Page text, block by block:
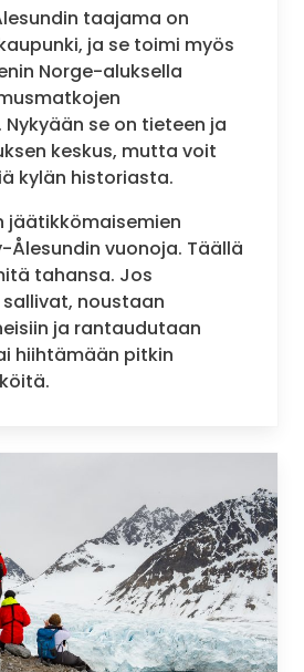
taajama on
ja se toimi myös
Norge-aluksella
se on tieteen ja
keskus, mutta voit
kylän historiasta.
jäätikkömaisemien
Ålesundin vuonoja. Täällä
tahansa. Jos
noustaan
ja rantaudutaan
hiihtämään pitkin